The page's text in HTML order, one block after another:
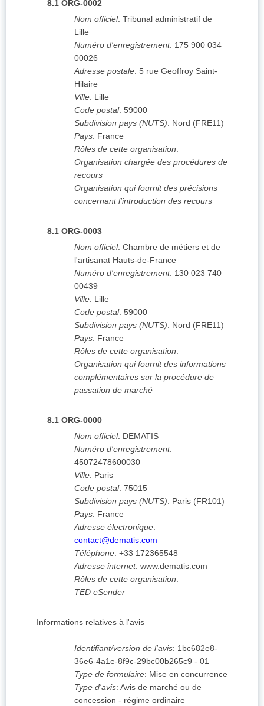
8.1 ORG-0002
Nom officiel: Tribunal administratif de
Lille
Numéro d'enregistrement: 175 900 034
00026
Adresse postale: 5 rue Geoffroy Saint-
Hilaire
Ville: Lille
Code postal: 59000
Subdivision pays (NUTS): Nord (FRE11)
Pays: France
Rôles de cette organisation:
Organisation chargée des procédures de
recours
Organisation qui fournit des précisions
concernant l'introduction des recours
8.1 ORG-0003
Nom officiel: Chambre de métiers et de
l'artisanat Hauts-de-France
Numéro d'enregistrement: 130 023 740
00439
Ville: Lille
Code postal: 59000
Subdivision pays (NUTS): Nord (FRE11)
Pays: France
Rôles de cette organisation:
Organisation qui fournit des informations
complémentaires sur la procédure de
passation de marché
8.1 ORG-0000
Nom officiel: DEMATIS
Numéro d'enregistrement:
45072478600030
Ville: Paris
Code postal: 75015
Subdivision pays (NUTS): Paris (FR101)
Pays: France
Adresse électronique:
contact@dematis.com
Téléphone: +33 172365548
Adresse internet: www.dematis.com
Rôles de cette organisation:
TED eSender
Informations relatives à l'avis
Identifiant/version de l'avis: 1bc682e8-
36e6-4a1e-8f9c-29bc00b265c9 - 01
Type de formulaire: Mise en concurrence
Type d'avis: Avis de marché ou de
concession - régime ordinaire